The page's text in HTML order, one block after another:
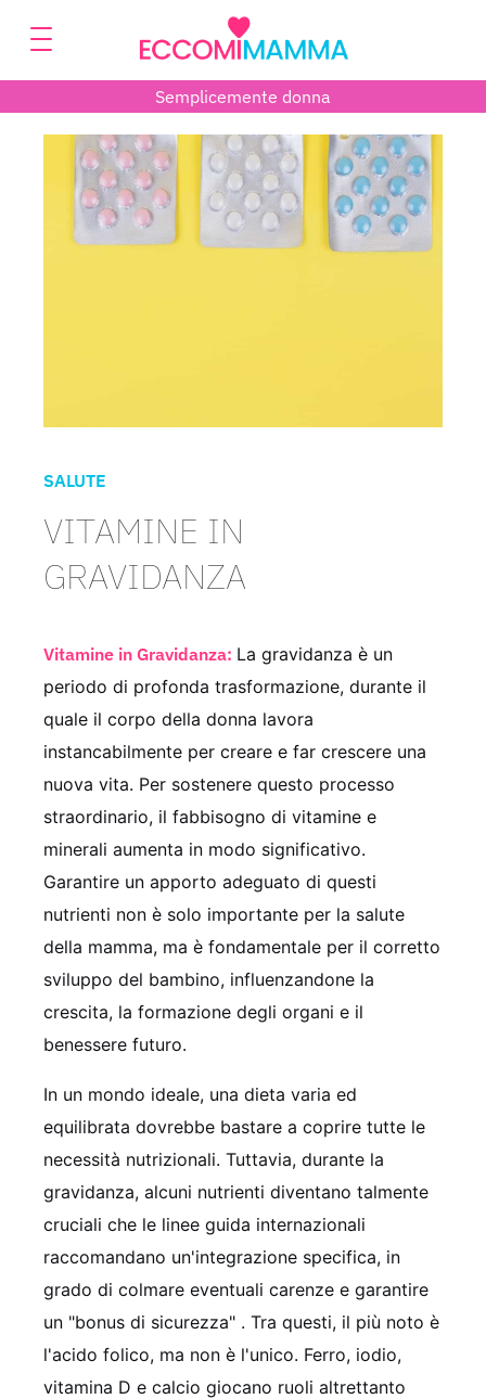
Semplicemente donna
SALUTE
VITAMINE IN
GRAVIDANZA
Vitamine in Gravidanza: La gravidanza è un
periodo di profonda trasformazione, durante il
quale il corpo della donna lavora
instancabilmente per creare e far crescere una
nuova vita. Per sostenere questo processo
straordinario, il fabbisogno di vitamine e
minerali aumenta in modo significativo.
Garantire un apporto adeguato di questi
nutrienti non è solo importante per la salute
della mamma, ma è fondamentale per il corretto
sviluppo del bambino, influenzandone la
crescita, la formazione degli organi e il
benessere futuro.
In un mondo ideale, una dieta varia ed
equilibrata dovrebbe bastare a coprire tutte le
necessità nutrizionali. Tuttavia, durante la
gravidanza, alcuni nutrienti diventano talmente
cruciali che le linee guida internazionali
raccomandano un'integrazione specifica, in
grado di colmare eventuali carenze e garantire
un "bonus di sicurezza" . Tra questi, il più noto è
l'acido folico, ma non è l'unico. Ferro, iodio,
vitamina D e calcio giocano ruoli altrettanto